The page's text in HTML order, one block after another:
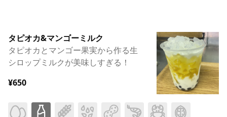
タピオカ&マンゴーミルク
タピオカとマンゴー果実から作る生
シロップミルクが美味しすぎる！
¥650